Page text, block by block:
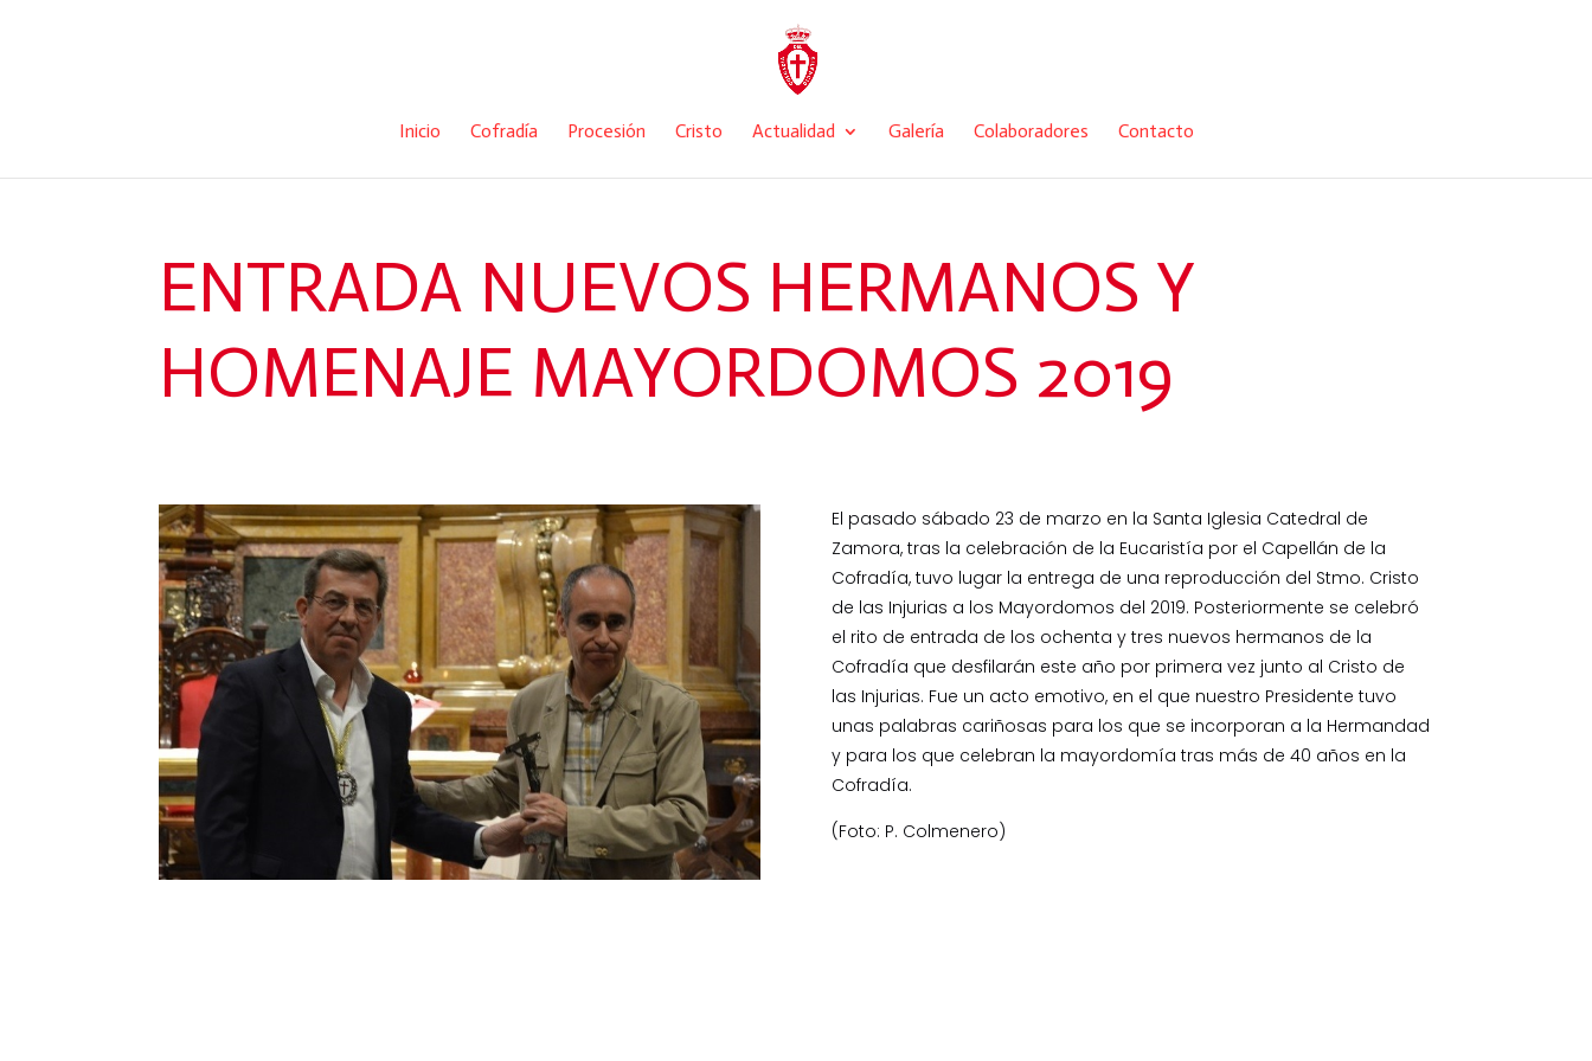
Inicio Cofradía Procesión Cristo Actualidad Galería Colaboradores Contacto
ENTRADA NUEVOS HERMANOS Y
HOMENAJE MAYORDOMOS 2019
El pasado sábado 23 de marzo en la Santa Iglesia Catedral de
Zamora, tras la celebración de la Eucaristía por el Capellán de la
Cofradía, tuvo lugar la entrega de una reproducción del Stmo. Cristo
de las Injurias a los Mayordomos del 2019. Posteriormente se celebró
el rito de entrada de los ochenta y tres nuevos hermanos de la
Cofradía que desfilarán este año por primera vez junto al Cristo de
las Injurias. Fue un acto emotivo, en el que nuestro Presidente tuvo
unas palabras cariñosas para los que se incorporan a la Hermandad
y para los que celebran la mayordomía tras más de 40 años en la
Cofradía.
(Foto: P. Colmenero)